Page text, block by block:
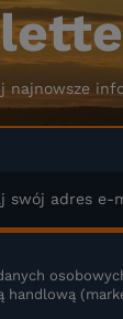
najnowsze
swój adres e-
handlową